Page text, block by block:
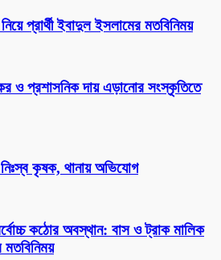
প্রার্থী ইবাদুল ইসলামের মতবিনিময়
ও প্রশাসনিক দায় এড়ানোর সংস্কৃতিতে
কৃষক, থানায় অভিযোগ
কঠোর অবস্থান: বাস ও ট্রাক মালিক
মতবিনিময়